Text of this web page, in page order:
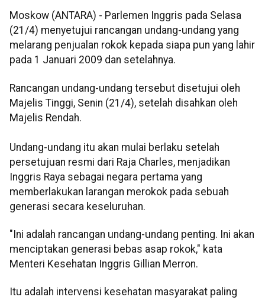
Moskow (ANTARA) - Parlemen Inggris pada Selasa
(21/4) menyetujui rancangan undang-undang yang
melarang penjualan rokok kepada siapa pun yang lahir
pada 1 Januari 2009 dan setelahnya.
Rancangan undang-undang tersebut disetujui oleh
Majelis Tinggi, Senin (21/4), setelah disahkan oleh
Majelis Rendah.
Undang-undang itu akan mulai berlaku setelah
persetujuan resmi dari Raja Charles, menjadikan
Inggris Raya sebagai negara pertama yang
memberlakukan larangan merokok pada sebuah
generasi secara keseluruhan.
"Ini adalah rancangan undang-undang penting. Ini akan
menciptakan generasi bebas asap rokok," kata
Menteri Kesehatan Inggris Gillian Merron.
Itu adalah intervensi kesehatan masyarakat paling